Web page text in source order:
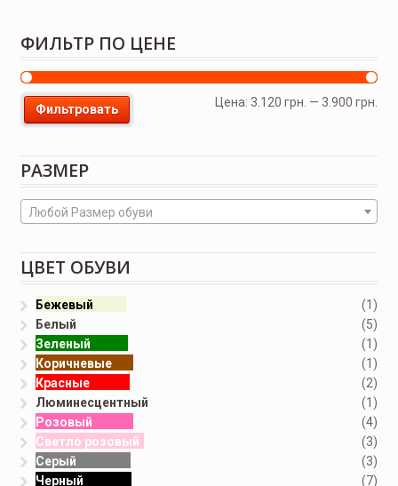
ФИЛЬТР ПО ЦЕНЕ
Фильтровать
Цена:3.120 грн. —3.900 грн.
РАЗМЕР
Любой Размер обуви
ЦВЕТ ОБУВИ
Бежевый
(1)
Белый
(5)
Зеленый
(1)
Коричневые
(1)
Красные
(2)
Люминесцентный
(1)
Розовый
(4)
Светло розовый
(3)
Серый
(3)
Черный
(7)